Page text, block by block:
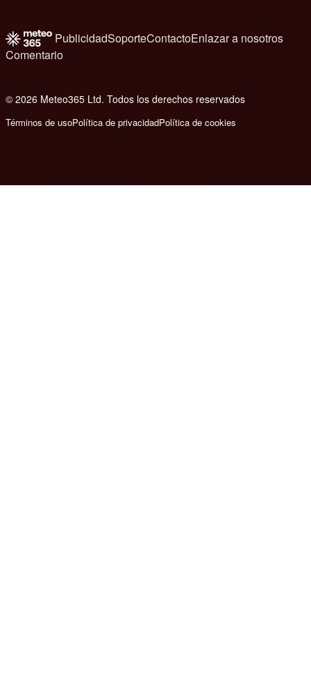
PublicidadSoporteContactoEnlazar a nosotros
Comentario
© 2026 Meteo365 Ltd. Todos los derechos reservados
Términos de usoPolítica de privacidadPolítica de cookies